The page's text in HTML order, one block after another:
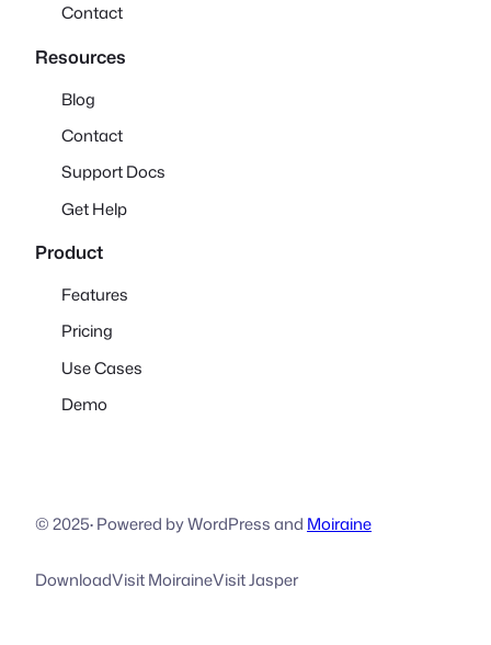
Contact
Resources
Blog
Contact
Support Docs
Get Help
Product
Features
Pricing
Use Cases
Demo
© 2025·Powered by WordPress and Moiraine
DownloadVisit MoiraineVisit Jasper